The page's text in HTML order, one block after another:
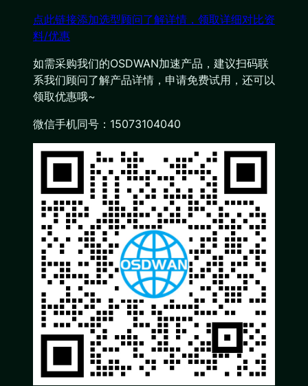
点此链接添加选型顾问了解详情，领取详细对比资
料/优惠
如需采购我们的OSDWAN加速产品，建议扫码联
系我们顾问了解产品详情，申请免费试用，还可以
领取优惠哦~
微信手机同号：15073104040